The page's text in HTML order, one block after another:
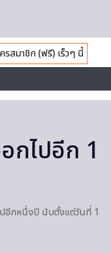
รสมาชิก (ฟรี) เร็วๆ นี้
กไปอีก 1
ปอีกหนึ่งปี นับตั้งแต่วันที่ 1